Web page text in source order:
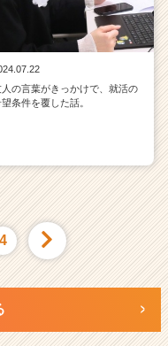
人の言葉がきっかけで、就活の
望条件を覆した話。
4